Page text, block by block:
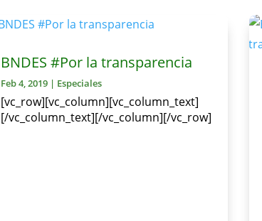
BNDES #Por la transparencia
Feb 4, 2019| Especiales
[vc_row][vc_column][vc_column_text]
[/vc_column_text][/vc_column][/vc_row]